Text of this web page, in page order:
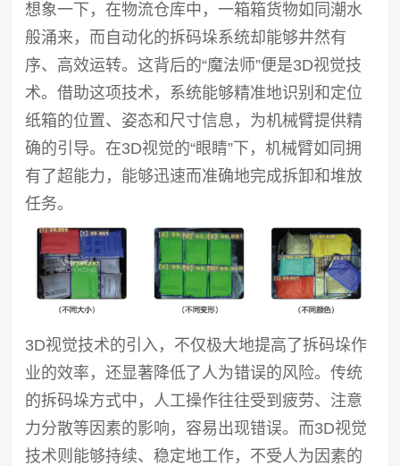
想象一下，在物流仓库中，一箱箱货物如同潮水
般涌来，而自动化的拆码垛系统却能够井然有
序、高效运转。这背后的“魔法师”便是3D视觉技
术。借助这项技术，系统能够精准地识别和定位
纸箱的位置、姿态和尺寸信息，为机械臂提供精
确的引导。在3D视觉的“眼睛”下，机械臂如同拥
有了超能力，能够迅速而准确地完成拆卸和堆放
任务。
3D视觉技术的引入，不仅极大地提高了拆码垛作
业的效率，还显著降低了人为错误的风险。传统
的拆码垛方式中，人工操作往往受到疲劳、注意
力分散等因素的影响，容易出现错误。而3D视觉
技术则能够持续、稳定地工作，不受人为因素的